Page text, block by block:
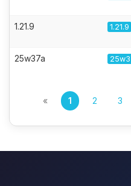
1.21.9 1.21.9
25w37a
« 1 2 3